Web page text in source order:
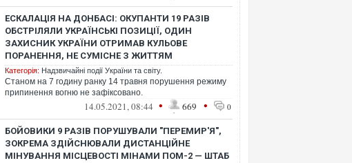
ЕСКАЛАЦІЯ НА ДОНБАСІ: ОКУПАНТИ 19 РАЗІВ
ОБСТРІЛЯЛИ УКРАЇНСЬКІ ПОЗИЦІЇ, ОДИН
ЗАХИСНИК УКРАЇНИ ОТРИМАВ КУЛЬОВЕ
ПОРАНЕННЯ, НЕ СУМІСНЕ З ЖИТТЯМ
Категорія: Надзвичайні події України та світу.
Станом на 7 годину ранку 14 травня порушення режиму
припинення вогню не зафіксовано.
14.05.2021, 08:44 • 669 • 0
БОЙОВИКИ 9 РАЗІВ ПОРУШУВАЛИ "ПЕРЕМИР'Я",
ЗОКРЕМА ЗДІЙСНЮВАЛИ ДИСТАНЦІЙНЕ
МІНУВАННЯ МІСЦЕВОСТІ МІНАМИ ПОМ-2 — ШТАБ